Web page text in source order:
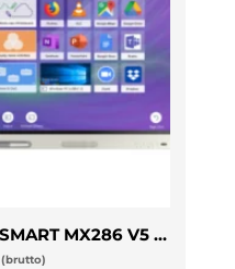
Monitor interaktywny SMART MX286 V5 86″
(brutto)